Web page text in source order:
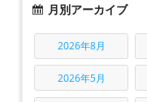
月別アーカイブ
2026年8月
2026年5月